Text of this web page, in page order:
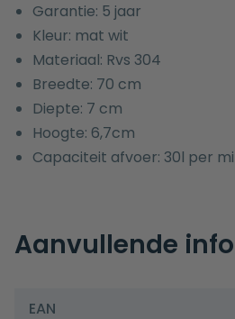
Garantie: 5 jaar
Kleur: mat wit
Materiaal: Rvs 304
Breedte: 70 cm
Diepte: 7 cm
Hoogte: 6,7cm
Capaciteit afvoer: 30l per
Aanvullende
EAN